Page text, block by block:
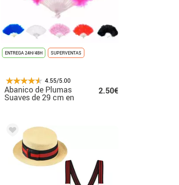
ENTREGA 24H/48H SUPERVENTAS
4.55/5.00
Abanico de Plumas
Suaves de 29 cm en
2.50€